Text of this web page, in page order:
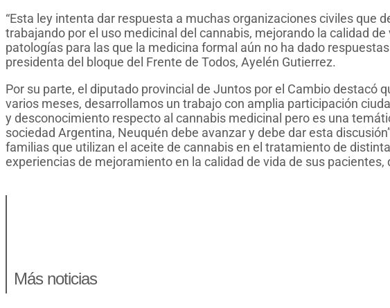
“Esta ley intenta dar respuesta a muchas organizaciones civiles que
trabajando por el uso medicinal del cannabis, mejorando la calidad
patologías para las que la medicina formal aún no ha dado
presidenta del bloque del Frente de Todos, Ayelén Gutierrez.
Por su parte, el diputado provincial de Juntos por el Cambio destacó
varios meses, desarrollamos un trabajo con amplia participación
y desconocimiento respecto al cannabis medicinal pero es una
sociedad Argentina, Neuquén debe avanzar y debe dar esta
familias que utilizan el aceite de cannabis en el tratamiento de
experiencias de mejoramiento en la calidad de vida de sus pacientes,
Más noticias